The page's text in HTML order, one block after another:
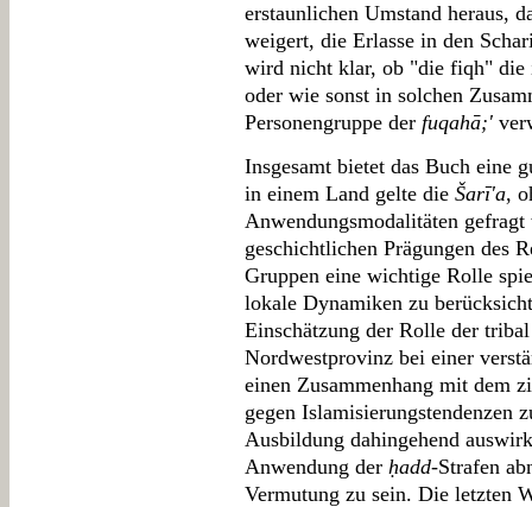
erstaunlichen Umstand heraus,
weigert, die Erlasse in den
wird nicht klar, ob "die fiqh" die
oder wie sonst in solchen
Personengruppe der fuqahā;'
Insgesamt bietet das Buch eine
in einem Land gelte die Šarī'a,
Anwendungsmodalitäten
geschichtlichen Prägungen des
Gruppen eine wichtige Rolle
lokale Dynamiken zu
Einschätzung der Rolle der
Nordwestprovinz bei einer
einen Zusammenhang mit dem
gegen Islamisierungstendenzen
Ausbildung dahingehend
Anwendung der ḥadd-Strafen
Vermutung zu sein. Die letzten